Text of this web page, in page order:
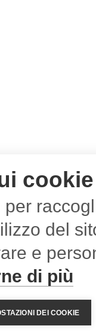
applications /
C. F.,
del
e
di più
DEI COOKIE